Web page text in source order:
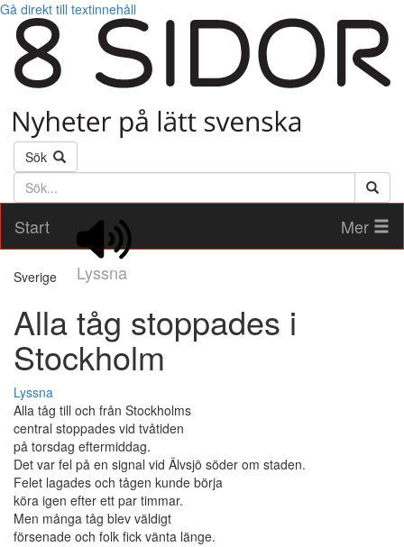
Gå direkt till textinnehåll
Sök
Söktext
Start
Lyssna
Mer
Sverige
Alla tåg stoppades i
Stockholm
Lyssna
Alla tåg till och från Stockholms
central stoppades vid tvåtiden
på torsdag eftermiddag.
Det var fel på en signal vid Älvsjö söder om staden.
Felet lagades och tågen kunde börja
köra igen efter ett par timmar.
Men många tåg blev väldigt
försenade och folk fick vänta länge.